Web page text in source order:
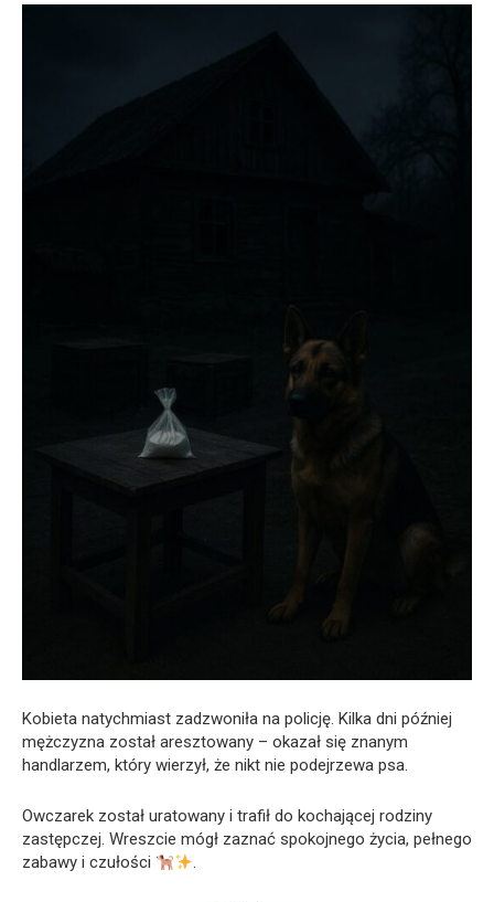
Kobieta natychmiast zadzwoniła na policję. Kilka dni później
mężczyzna został aresztowany – okazał się znanym
handlarzem, który wierzył, że nikt nie podejrzewa psa.
Owczarek został uratowany i trafił do kochającej rodziny
zastępczej. Wreszcie mógł zaznać spokojnego życia, pełnego
zabawy i czułości
.